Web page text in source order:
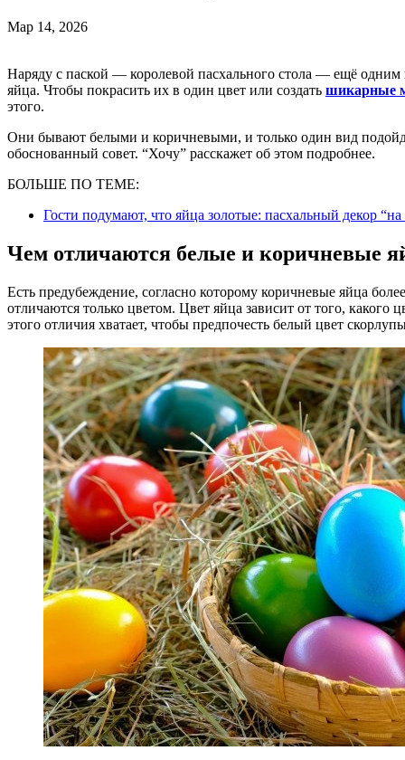
Мар 14, 2026
Наряду с паской — королевой пасхального стола — ещё одним важным символом праздника являются крашеные
яйца. Чтобы покрасить их в один цвет или создать шикарные
этого.
Они бывают белыми и коричневыми, и только один вид
обоснованный совет. “Хочу” расскажет об этом подробнее.
БОЛЬШЕ ПО ТЕМЕ:
Гости подумают, что яйца золотые: пасхальный декор
Чем отличаются белые и коричневые
Есть предубеждение, согласно которому коричневые яйца
отличаются только цветом. Цвет яйца зависит от того,
этого отличия хватает, чтобы предпочесть белый цвет